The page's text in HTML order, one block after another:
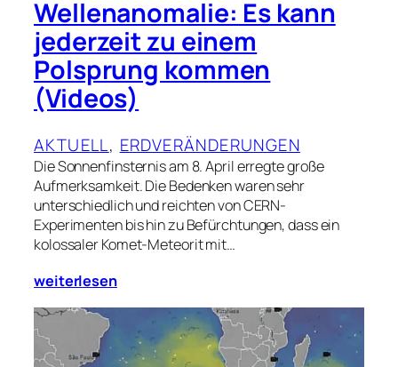
Wellenanomalie: Es kann
jederzeit zu einem
Polsprung kommen
(Videos)
AKTUELL, ERDVERÄNDERUNGEN
Die Sonnenfinsternis am 8. April erregte große
Aufmerksamkeit. Die Bedenken waren sehr
unterschiedlich und reichten von CERN-
Experimenten bis hin zu Befürchtungen, dass ein
kolossaler Komet-Meteorit mit…
weiterlesen